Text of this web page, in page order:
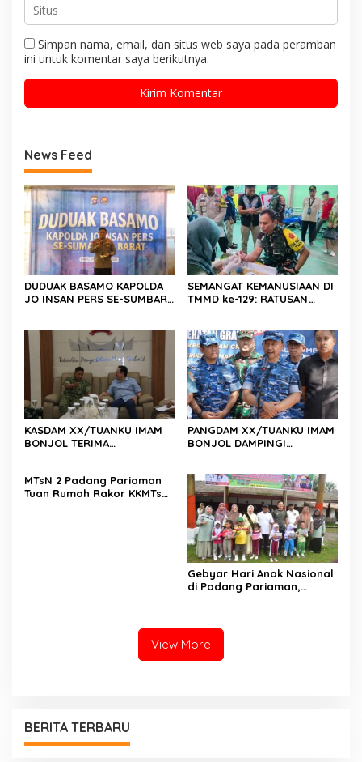
Simpan nama, email, dan situs web saya pada peramban
ini untuk komentar saya berikutnya.
News Feed
DUDUAK BASAMO KAPOLDA
JO INSAN PERS SE-SUMBAR,
Polri dan Media Demi
Kepentingan Masyarakat
SEMANGAT KEMANUSIAAN DI
TMMD ke-129: RATUSAN
KASDAM XX/TUANKU IMAM
BONJOL TERIMA
GUSMAN, S.E., M.B.A., DI
MAKODAM
PANGDAM XX/TUANKU IMAM
BONJOL DAMPINGI
SJAHRIR
MTsN 2 Padang Pariaman
Tuan Rumah Rakor KKMTs
Gebyar Hari Anak Nasional
di Padang Pariaman,
untuk Semua Anak
View More
BERITA TERBARU